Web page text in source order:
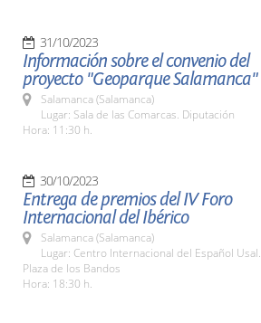
31/10/2023
Información sobre el convenio del
proyecto "Geoparque Salamanca"
Salamanca (Salamanca)
Lugar: Sala de las Comarcas. Diputación
Hora: 11:30 h.
30/10/2023
Entrega de premios del IV Foro
Internacional del Ibérico
Salamanca (Salamanca)
Lugar: Centro Internacional del Español Usal.
Plaza de los Bandos
Hora: 18:30 h.